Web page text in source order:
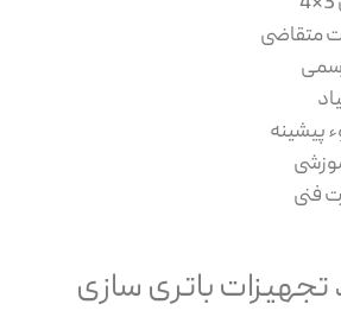
متقاضی
پیشینه
فنی